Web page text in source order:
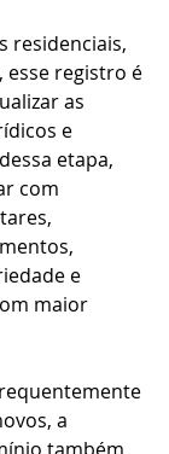
residenciais,
esse registro é
as
e
etapa,
com
e
maior
a